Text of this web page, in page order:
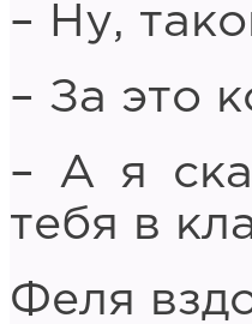
– Ну,
– За это
– А я
тебя в
Феля